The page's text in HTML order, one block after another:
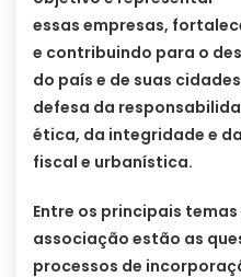
essas empresas,
e contribuindo para o
do país e de suas
defesa da
ética, da integridade e
fiscal e urbanística.
Entre os principais
associação estão as
processos de